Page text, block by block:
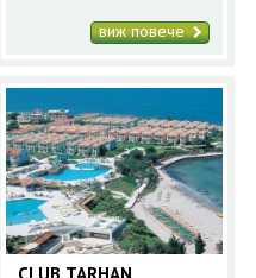
виж повече